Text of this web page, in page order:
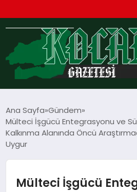
TEKNOLOJI
SPOR
Ana Sayfa Gündem
Mülteci İşgücü Entegrasyonu ve
Kalkınma Alanında Öncü
Uygur
Mülteci İşgücü